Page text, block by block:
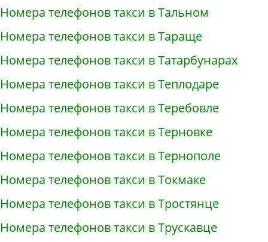
Номера телефонов такси в Тальном
Номера телефонов такси в Тараще
Номера телефонов такси в Татарбунарах
Номера телефонов такси в Теплодаре
Номера телефонов такси в Теребовле
Номера телефонов такси в Терновке
Номера телефонов такси в Тернополе
Номера телефонов такси в Токмаке
Номера телефонов такси в Тростянце
Номера телефонов такси в Трускавце